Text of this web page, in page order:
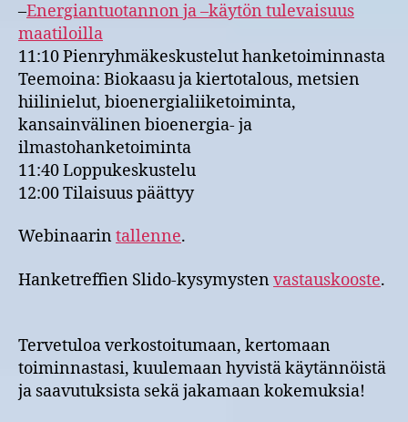
–Energiantuotannon ja –käytön tulevaisuus
maatiloilla
11:10 Pienryhmäkeskustelut hanketoiminnasta
Teemoina: Biokaasu ja kiertotalous, metsien
hiilinielut, bioenergialiiketoiminta,
kansainvälinen bioenergia- ja
ilmastohanketoiminta
11:40 Loppukeskustelu
12:00 Tilaisuus päättyy
Webinaarintallenne.
Hanketreffien Slido-kysymystenvastauskooste.
Tervetuloa verkostoitumaan, kertomaan
toiminnastasi, kuulemaan hyvistä käytännöistä
ja saavutuksista sekä jakamaan kokemuksia!